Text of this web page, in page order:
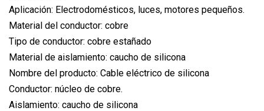
Aplicación: Electrodomésticos, luces, motores pequeños.
Material del conductor: cobre
Tipo de conductor: cobre estañado
Material de aislamiento: caucho de silicona
Nombre del producto: Cable eléctrico de silicona
Conductor: núcleo de cobre.
Aislamiento: caucho de silicona